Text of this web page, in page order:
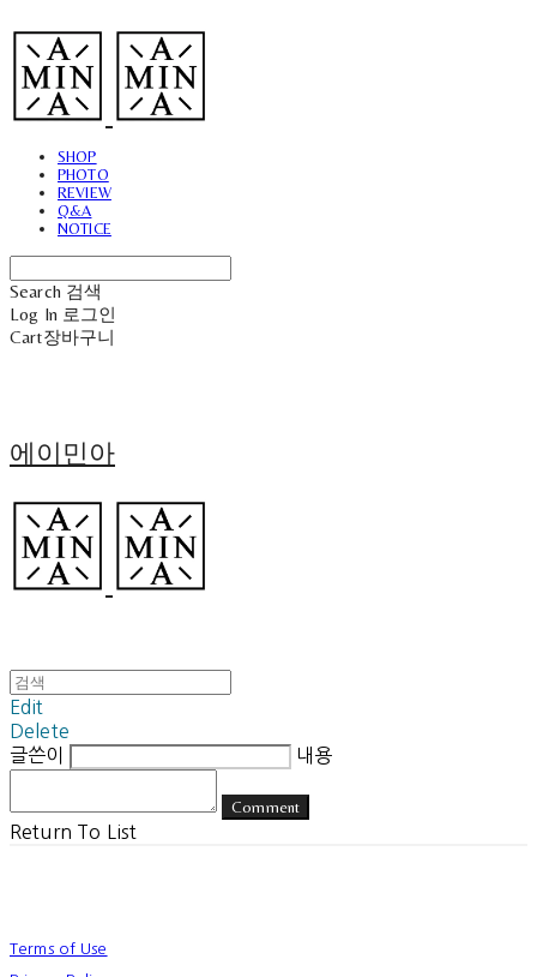
SHOP
PHOTO
REVIEW
Q&A
NOTICE
Search 검색
Log In 로그인
Cart장바구니
에이민아
Edit
Delete
글쓴이
내용
Comment
Return To List
Terms of Use